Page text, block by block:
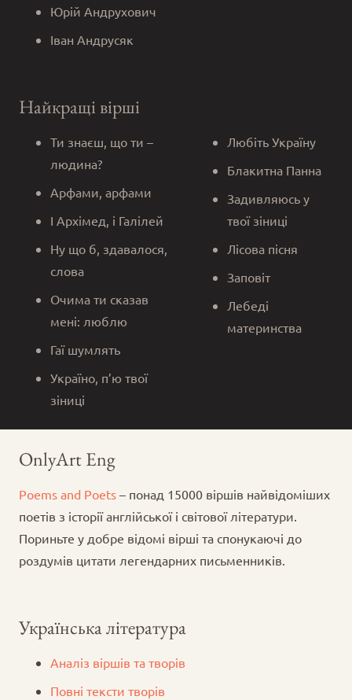
Юрій Андрухович
Іван Андрусяк
Найкращі вірші
Ти знаєш, що ти –
людина?
Арфами, арфами
І Архімед, і Галілей
Ну що б, здавалося,
слова
Очима ти сказав
мені: люблю
Гаї шумлять
Україно, п’ю твої
зіниці
Любіть Україну
Блакитна Панна
Задивляюсь у
твої зіниці
Лісова пісня
Заповіт
Лебеді
материнства
OnlyArt Eng
Poems and Poets – понад 15000 віршів найвідоміших
поетів з історії англійської і світової літератури.
Пориньте у добре відомі вірші та спонукаючі до
роздумів цитати легендарних письменників.
Українська література
Аналіз віршів та творів
Повні тексти творів